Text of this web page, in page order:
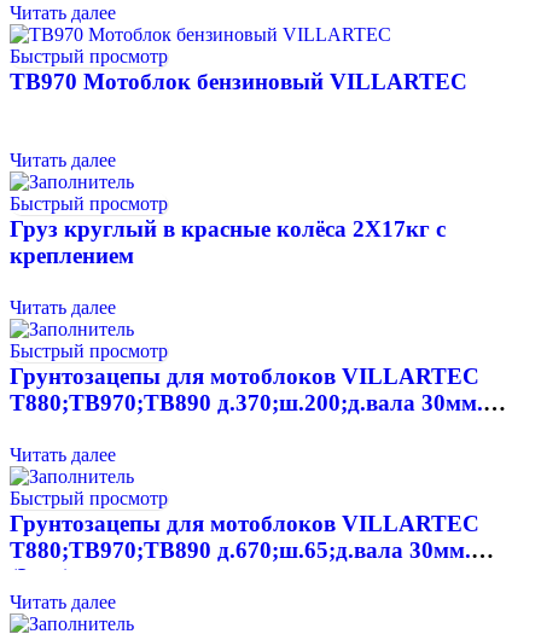
Читать далее
Быстрый просмотр
TB970 Мотоблок бензиновый VILLARTEC
Читать далее
Быстрый просмотр
Груз круглый в красные колёса 2Х17кг с
креплением
Читать далее
Быстрый просмотр
Грунтозацепы для мотоблоков VILLARTEC
T880;TB970;TB890 д.370;ш.200;д.вала 30мм.
Читать далее
Быстрый просмотр
Грунтозацепы для мотоблоков VILLARTEC
T880;TB970;TB890 д.670;ш.65;д.вала 30мм.
(2шт.)
Читать далее